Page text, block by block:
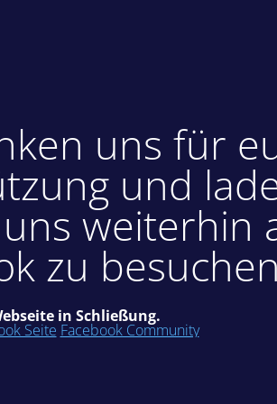
uns für
und
weiterhin
zu
in Schließung.
Seite Facebook Community